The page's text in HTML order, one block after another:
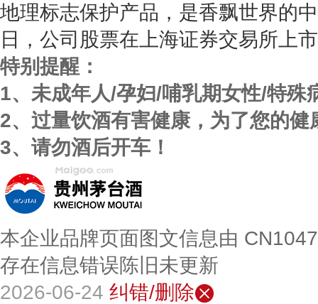
地理标志保护产品，是香飘世界的
日，公司股票在上海证券交易所上
特别提醒：
1、未成年人/孕妇/哺乳期女性/特殊
2、过量饮酒有害健康，为了您的健
3、请勿酒后开车！
本企业品牌页面图文信息由
存在信息错误陈旧未更新
2026-06-24 纠错/删除